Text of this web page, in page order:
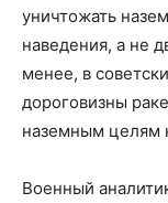
уничтожать
наведения, а не
менее, в
дороговизны
наземным целям
Военный